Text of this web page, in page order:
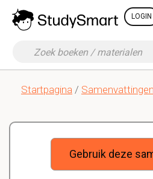
LOGIN
Startpagina / Samenvattingen
Gebruik deze